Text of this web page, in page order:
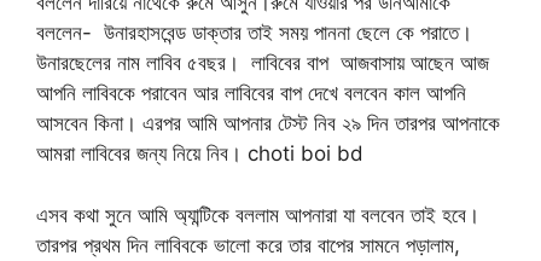
বললেন- উনারহাসবেন্ড ডাক্তার তাই সময় পাননা ছেলে কে পরাতে।
উনারছেলের নাম লাবিব ৫বছর। লাবিবের বাপ আজবাসায় আছেন আজ
আপনি লাবিবকে পরাবেন আর লাবিবের বাপ দেখে বলবেন কাল আপনি
আসবেন কিনা। এরপর আমি আপনার টেস্ট নিব ২৯ দিন তারপর আপনাকে
আমরা লাবিবের জন্য নিয়ে নিব। choti boi bd
এসব কথা সুনে আমি অ্যান্টিকে বললাম আপনারা যা বলবেন তাই হবে।
তারপর প্রথম দিন লাবিবকে ভালো করে তার বাপের সামনে পড়ালাম,